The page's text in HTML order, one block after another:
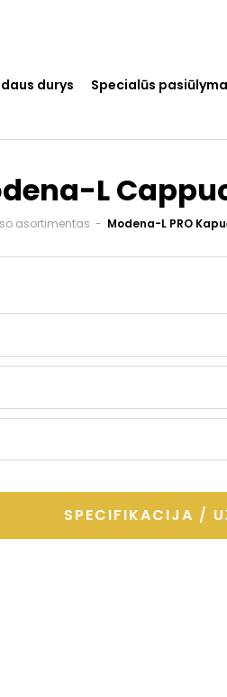
durys Specialūs
L
asortimentas - Modena-L PRO
SPECIFIKACIJA /